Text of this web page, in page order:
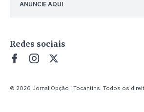
ANUNCIE AQUI
Redes sociais
© 2026 Jornal Opção | Tocantins. Todos os